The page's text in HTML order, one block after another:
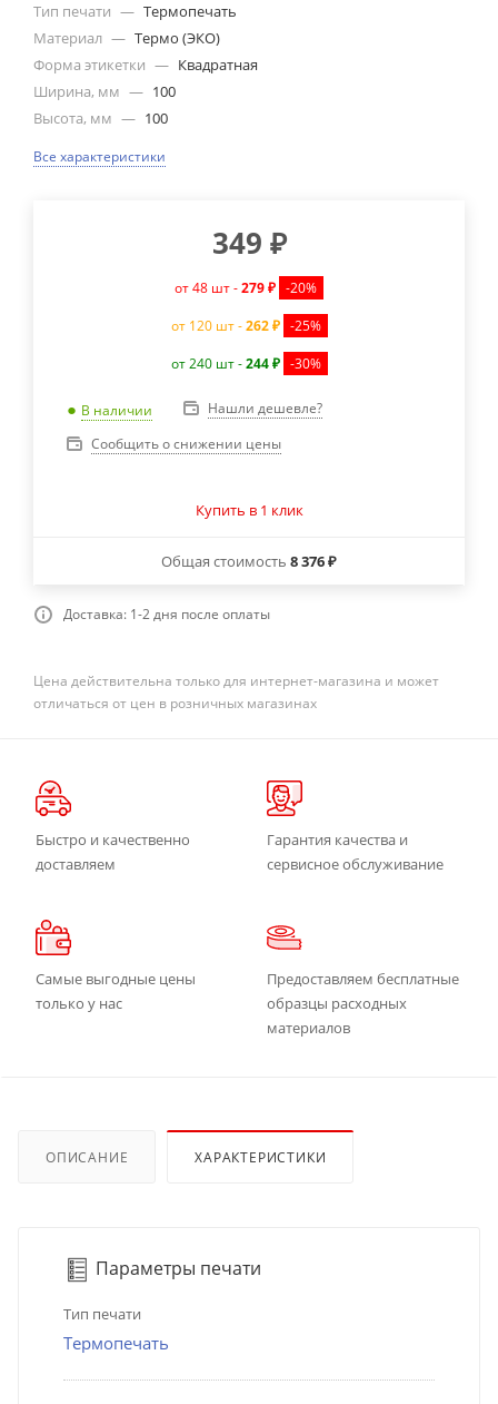
Тип печати — Термопечать
Материал — Термо (ЭКО)
Форма этикетки — Квадратная
Ширина, мм — 100
Высота, мм — 100
Все характеристики
349 ₽
от 48 шт -279 ₽ -20%
от 120 шт -262 ₽ -25%
от 240 шт -244 ₽ -30%
В наличии
Нашли дешевле?
Сообщить о снижении цены
Купить в 1 клик
Общая стоимость 8 376 ₽
Доставка: 1-2 дня после оплаты
Цена действительна только для интернет-магазина и может
отличаться от цен в розничных магазинах
Быстро и качественно
доставляем
Гарантия качества и
сервисное обслуживание
Самые выгодные цены
только у нас
Предоставляем бесплатные
образцы расходных
материалов
ОПИСАНИЕ ХАРАКТЕРИСТИКИ
Параметры печати
Тип печати
Термопечать